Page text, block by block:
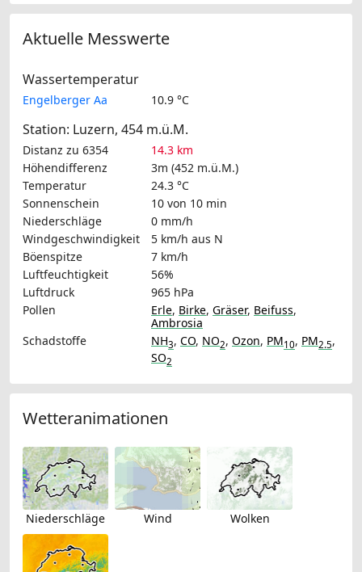
Aktuelle Messwerte
Wassertemperatur
Engelberger Aa 10.9 °C
Station: Luzern, 454 m.ü.M.
Distanz zu 6354
14.3 km
Höhendifferenz
3m (452 m.ü.M.)
Temperatur
24.3 °C
Sonnenschein
10 von 10 min
Niederschläge
0 mm/h
Windgeschwindigkeit
5 km/h aus N
Böenspitze
7 km/h
Luftfeuchtigkeit
56%
Luftdruck
965 hPa
Pollen
Erle, Birke, Gräser, Beifuss,
Ambrosia
Schadstoffe
NH3, CO, NO2, Ozon, PM10, PM2.5,
SO2
Wetteranimationen
Niederschläge Wind Wolken